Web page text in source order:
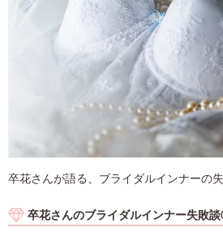
卒花さんが語る、ブライダルインナーの
卒花さんのブライダルインナー失敗